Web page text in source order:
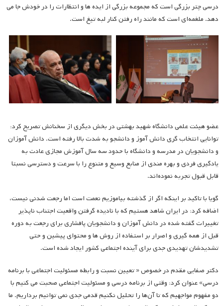
درسی چتر بزرگی است که مجموعه بزرگی از ایده ها و انتظارات را در خودش جا می
دهد. ملغمه‌ای است که مانند راه رفتن کنار لبه تیغ است.
عضو هیئت علمی دانشگاه شهید بهشتی در بخش دیگری از سخنانش تصریح کرد:
توانایی انتخاب گری دانش آموز و دانشجو به شدت بالا رفته است. دانش آموزان
و دانشجویان در مدرسه و دانشگاه با حدود سه سال آموزش مجازی عادت به
یادگیری فردی و بهره مندی از منابع وسیع و متنوع را با سرعت و دسترسی نسبتا
قابل قبول تجربه نموده‌اند.
گویا با تاکید بر اینکه اگر از گذشته بیاموزیم نعمت است اما رجعت شدنی نیست،
اضافه کرد: در ایران شاهد هستیم که با نادیده گرفتن واقعیت اجتناب ناپذیر
تغییرات گفته شده در دانش آموزان و دانشجویان پافشاری برای رجعت به دوره
قبل از همه گیری و اصرار بر استفاده از روش ها و محتوای پیشین و حتی
تشدیدشان تهدیدی جدی برای آینده اجتماعی کشور ایجاد شده است.
دکتر صفایی مقدم در خصوص « تعیین نسبت و رابطه مسئولیت اجتماعی با برنامه
درسی» عنوان کرد: وقتی از برنامه درسی و مسئولیت اجتماعی صحبت می کنیم با
دو مفهوم مواجهیم که تا آن‌ها را تحلیل نکنیم قدمی جدی نمی توانیم برداریم. ما